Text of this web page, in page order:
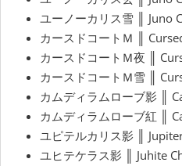
ユーノーカリス雪 ║ Juno
カースドコートＭ ║
カースドコートＭ夜 ║
カースドコートＭ雪 ║
カムディラムローブ影 ║
カムディラムローブ紅 ║
ユピテルカリス影 ║
ユヒテケラス影 ║ Juhite